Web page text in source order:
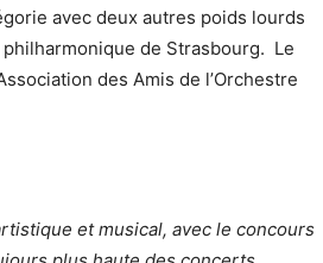
avec deux autres poids lourds
de Strasbourg. Le
des Amis de l’Orchestre
et musical, avec le concours